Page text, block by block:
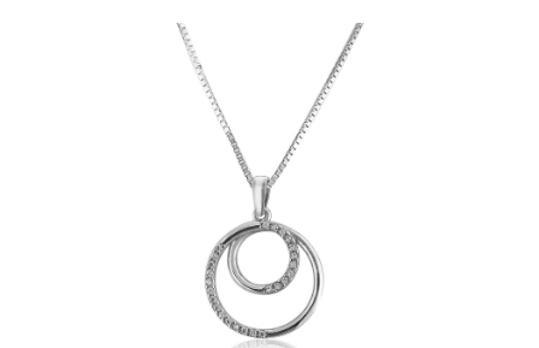
Vereničko prstenje